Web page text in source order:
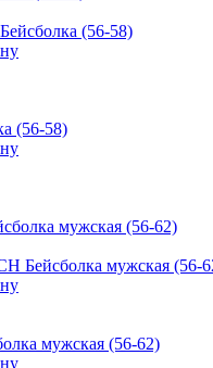
(56-58)
(56-58)
Бейсболка мужская (56-
мужская (56-62)